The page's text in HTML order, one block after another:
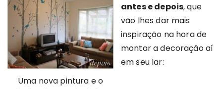
Uma nova pintura e o
antes e depois, que
vão lhes dar mais
inspiração na hora de
montar a decoração aí
em seu lar: